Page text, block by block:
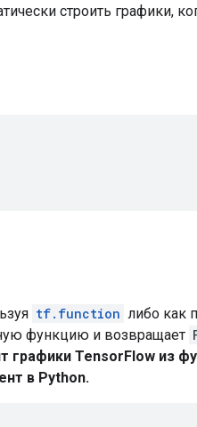
строить графики,
tf.function либо как
функцию и возвращает
TensorFlow из
в Python.